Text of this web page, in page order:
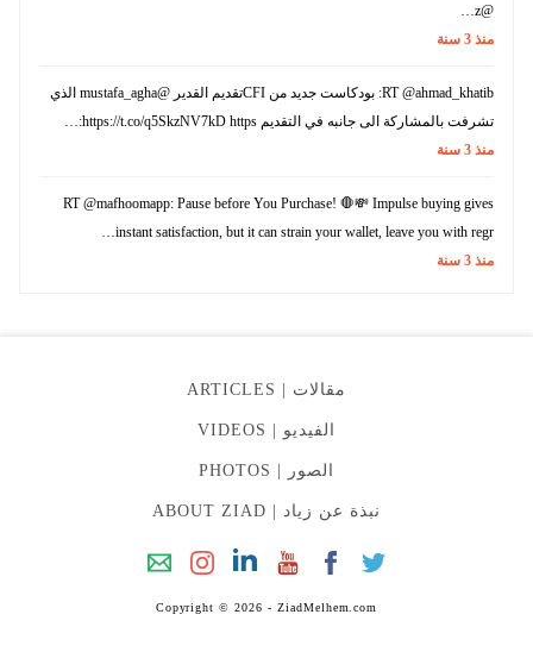
@z…
منذ 3 سنة
RT @ahmad_khatib: بودكاست جديد من CFIتقديم القدير @mustafa_agha الذي
تشرفت بالمشاركة الى جانبه في التقديم https://t.co/q5SkzNV7kD https:…
منذ 3 سنة
RT @mafhoomapp: Pause before You Purchase! 🛑💸 Impulse buying gives
instant satisfaction, but it can strain your wallet, leave you with regr…
منذ 3 سنة
مقالات | ARTICLES
الفيديو | VIDEOS
الصور | PHOTOS
نبذة عن زياد | ABOUT ZIAD
Copyright © 2026 - ZiadMelhem.com